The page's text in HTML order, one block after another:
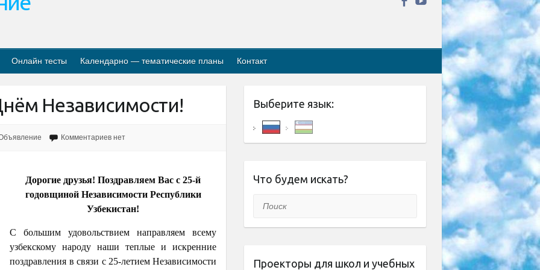
Онлайн тесты Календарно — тематические планы Контакт
Независимости!
Комментариев нет
Дорогие друзья! Поздравляем Вас с 25-й
годовщиной Независимости Республики
Узбекистан!
С большим удовольствием направляем всему
узбекскому народу наши теплые и искренние
поздравления в связи с 25-летием Независимости
Выберите язык:
Что будем искать?
Поиск
Проекторы для школ и учебных